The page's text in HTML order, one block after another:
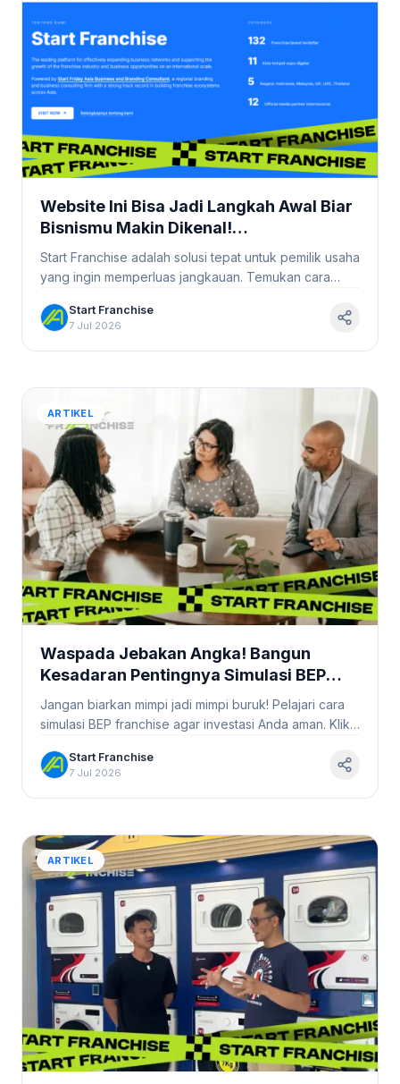
Website Ini Bisa Jadi Langkah Awal Biar
Bisnismu Makin Dikenal!
#StartFranchise
Start Franchise adalah solusi tepat untuk pemilik usaha
yang ingin memperluas jangkauan. Temukan cara
Start Franchise
7 Jul 2026
ARTIKEL
Waspada Jebakan Angka! Bangun
Kesadaran Pentingnya Simulasi BEP
Franchise Sebelum Eksekusi
#StartFranchise
Jangan biarkan mimpi jadi mimpi buruk! Pelajari cara
simulasi BEP franchise agar investasi Anda aman. Klik
Start Franchise
7 Jul 2026
ARTIKEL